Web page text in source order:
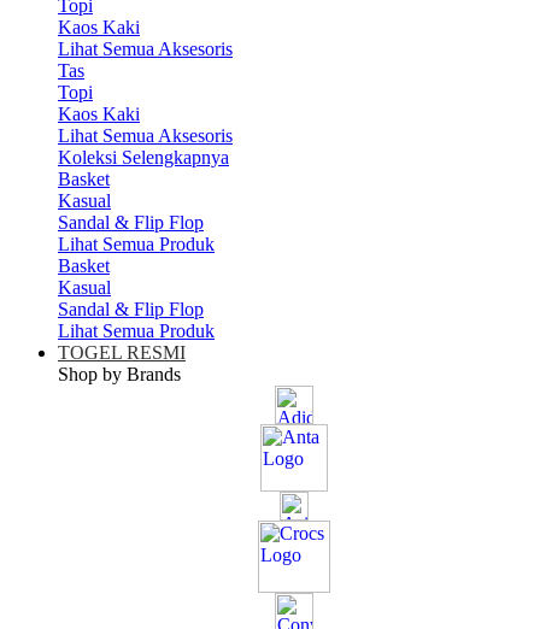
Topi
Kaos Kaki
Lihat Semua Aksesoris
Tas
Topi
Kaos Kaki
Lihat Semua Aksesoris
Koleksi Selengkapnya
Basket
Kasual
Sandal & Flip Flop
Lihat Semua Produk
Basket
Kasual
Sandal & Flip Flop
Lihat Semua Produk
TOGEL RESMI
Shop by Brands